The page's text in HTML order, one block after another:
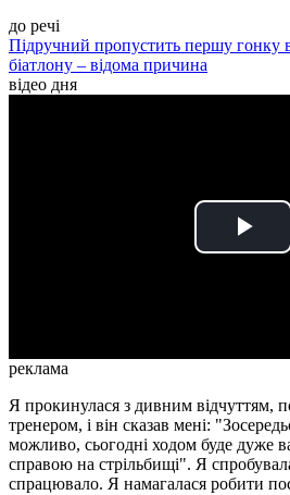
до речі
Підручний пропустить першу гонку в
біатлону – відома причина
відео дня
реклама
Я прокинулася з дивним відчуттям,
тренером, і він сказав мені:
можливо, сьогодні ходом буде дуже
справою на стрільбищі". Я
спрацювало. Я намагалася робити